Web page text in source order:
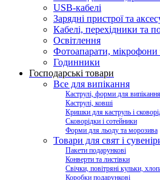
USB-кабелі
Зарядні пристрої та
Кабелі, перехідники та
Освітлення
Фотоапарати, мікрофони
Годинники
Господарські товари
Все для випікання
Каструлі, форми для випікання
Каструлі, ковші
Кришки для каструль і
Сковорідки і сотейники
Форми для льоду та морозива
Товари для свят і
Пакети подарункові
Конверти та листівки
Свічки, повітряні кульки,
Коробки подарункові